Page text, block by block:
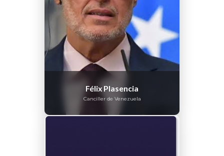
Félix Plasencia
Canciller de Venezuela